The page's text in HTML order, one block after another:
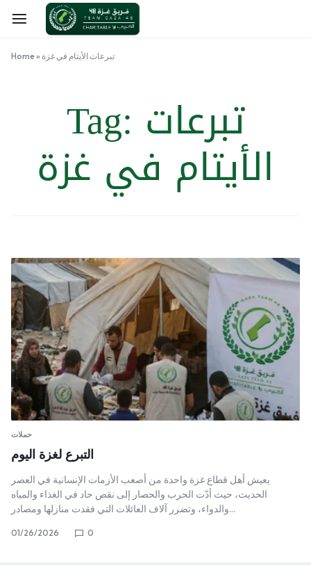
Home» تبرعات الأيتام في غزة
Tag: تبرعات
الأيتام في غزة
حملات
التبرع لغزة اليوم
يعيش أهل قطاع غزة واحدة من أصعب الأزمات الإنسانية في العصر
الحديث، حيث أدّت الحرب والحصار إلى نقص حاد في الغذاء والمياه
والدواء، وتضرر آلاف العائلات التي فقدت منازلها ومصادر…
01/26/2026 0